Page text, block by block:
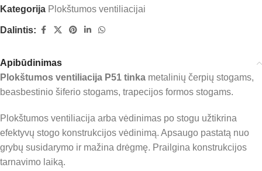
Kategorija Plokštumos ventiliacijai
Dalintis:
Apibūdinimas
Plokštumos ventiliacija P51 tinka metalinių čerpių stogams,
beasbestinio šiferio stogams, trapecijos formos stogams.
Plokštumos ventiliacija arba vėdinimas po stogu užtikrina
efektyvų stogo konstrukcijos vėdinimą. Apsaugo pastatą nuo
grybų susidarymo ir mažina drėgmę. Prailgina konstrukcijos
tarnavimo laiką.